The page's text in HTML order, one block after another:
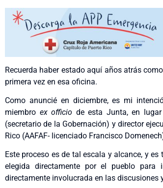
Recuerda haber estado aquí años atrás
primera vez en esa oficina.
Como anuncié en diciembre, es mi
miembro ex officio de esta Junta, en
(secretario de la Gobernación) y director
Rico (AAFAF- licenciado Francisco
Este proceso es de tal escala y alcance, y
elegida directamente por el pueblo
directamente involucrada en las discusiones